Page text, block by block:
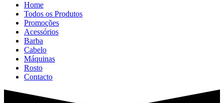
Home
Todos os Produtos
Promoções
Acessórios
Barba
Cabelo
Máquinas
Rosto
Contacto